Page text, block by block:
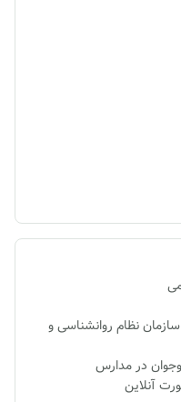
نظام روانشناسی و